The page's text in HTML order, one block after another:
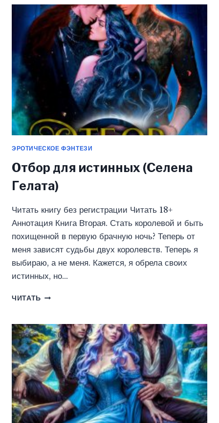
(НАТАЛЬЯ
САМАРТЦИС)
ЭРОТИЧЕСКОЕ ФЭНТЕЗИ
Отбор для истинных (Селена
Гелата)
Читать книгу без регистрации Читать 18+
Аннотация Книга Вторая. Стать королевой и быть
похищенной в первую брачную ночь? Теперь от
меня зависят судьбы двух королевств. Теперь я
выбираю, а не меня. Кажется, я обрела своих
истинных, но…
ЧИТАТЬ ОТБОР
(СЕЛЕНА
ГЕЛАТА)